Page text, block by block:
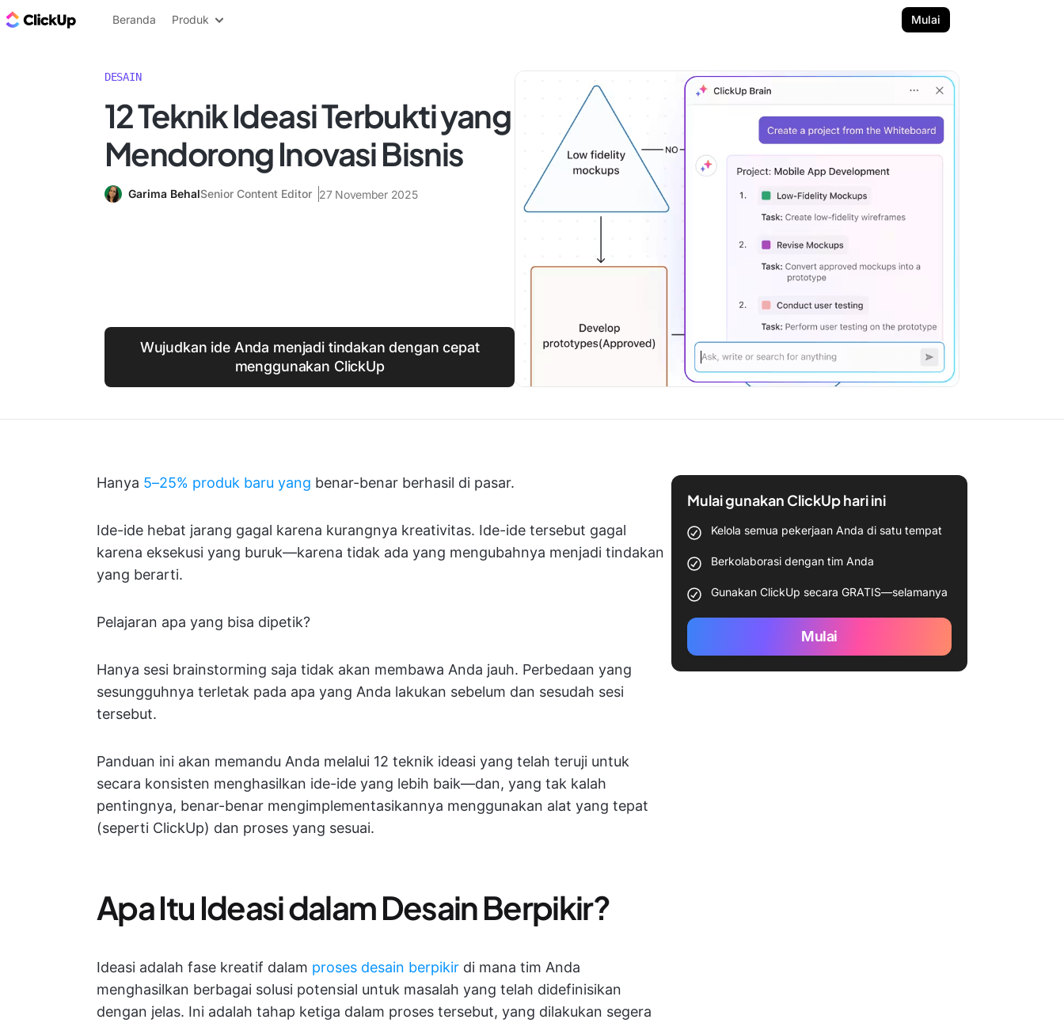
Blog ClickUp
Beranda Produk Mulai
DESAIN
12 Teknik Ideasi Terbukti yang
Mendorong Inovasi Bisnis
Garima BehalSenior Content Editor 27 November 2025
Wujudkan ide Anda menjadi tindakan dengan cepat
menggunakan ClickUp
Hanya 5–25% produk baru yang benar-benar berhasil di pasar.
Ide-ide hebat jarang gagal karena kurangnya kreativitas. Ide-ide tersebut gagal
karena eksekusi yang buruk—karena tidak ada yang mengubahnya menjadi tindakan
yang berarti.
Pelajaran apa yang bisa dipetik?
Hanya sesi brainstorming saja tidak akan membawa Anda jauh. Perbedaan yang
sesungguhnya terletak pada apa yang Anda lakukan sebelum dan sesudah sesi
tersebut.
Panduan ini akan memandu Anda melalui 12 teknik ideasi yang telah teruji untuk
secara konsisten menghasilkan ide-ide yang lebih baik—dan, yang tak kalah
pentingnya, benar-benar mengimplementasikannya menggunakan alat yang tepat
(seperti ClickUp) dan proses yang sesuai.
Apa Itu Ideasi dalam Desain Berpikir?
Ideasi adalah fase kreatif dalam proses desain berpikir di mana tim Anda
menghasilkan berbagai solusi potensial untuk masalah yang telah didefinisikan
dengan jelas. Ini adalah tahap ketiga dalam proses tersebut, yang dilakukan segera
Mulai gunakan ClickUp hari ini
Kelola semua pekerjaan Anda di satu tempat
Berkolaborasi dengan tim Anda
Gunakan ClickUp secara GRATIS—selamanya
Mulai